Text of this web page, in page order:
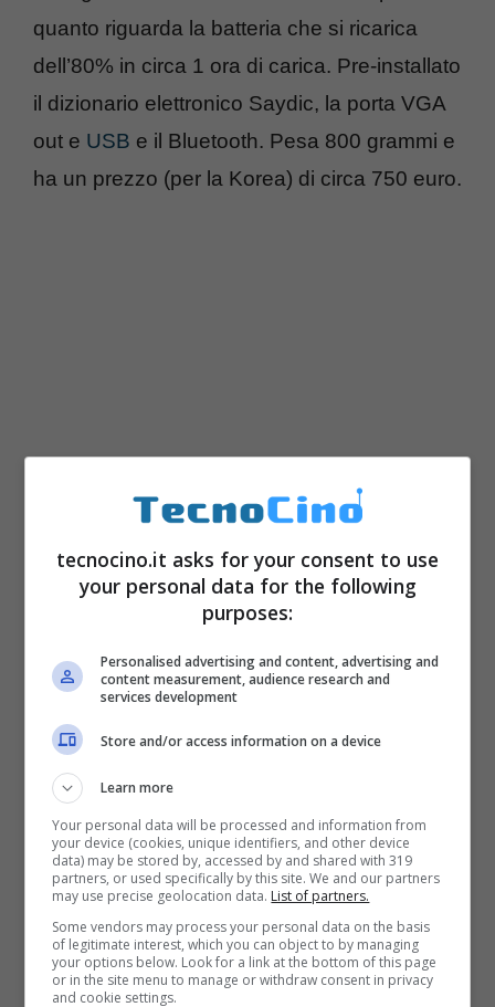
quanto riguarda la batteria che si ricarica
dell’80% in circa 1 ora di carica. Pre-installato
il dizionario elettronico Saydic, la porta VGA
out e USB e il Bluetooth. Pesa 800 grammi e
ha un prezzo (per la Korea) di circa 750 euro.
tecnocino.it asks for your consent to use
your personal data for the following
purposes:
Personalised advertising and content, advertising and
content measurement, audience research and
services development
Store and/or access information on a device
Learn more
Your personal data will be processed and information from
your device (cookies, unique identifiers, and other device
data) may be stored by, accessed by and shared with 319
partners, or used specifically by this site. We and our partners
may use precise geolocation data. List of partners.
Some vendors may process your personal data on the basis
of legitimate interest, which you can object to by managing
your options below. Look for a link at the bottom of this page
or in the site menu to manage or withdraw consent in privacy
and cookie settings.